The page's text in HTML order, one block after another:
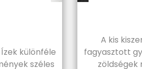
különféle
széles
A kis
fagyasztott
zöldségek